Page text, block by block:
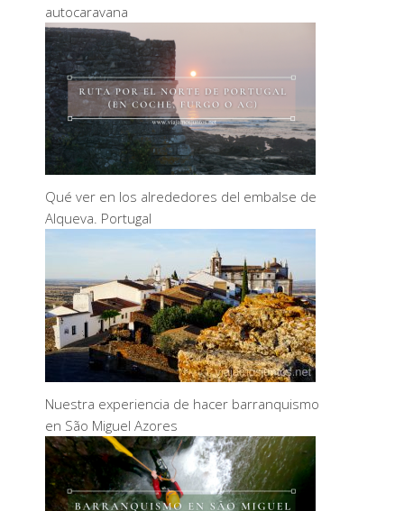
autocaravana
Qué ver en los alrededores del embalse de
Alqueva. Portugal
Nuestra experiencia de hacer barranquismo
en São Miguel Azores